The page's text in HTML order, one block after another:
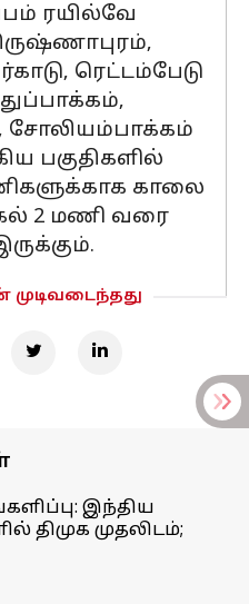
ரயில்வே
ரெட்டம்பேடு
சோலியம்பாக்கம்
பகுதிகளில்
காலை
2 மணி வரை
முடிவடைந்தது
இந்திய
திமுக முதலிடம்;